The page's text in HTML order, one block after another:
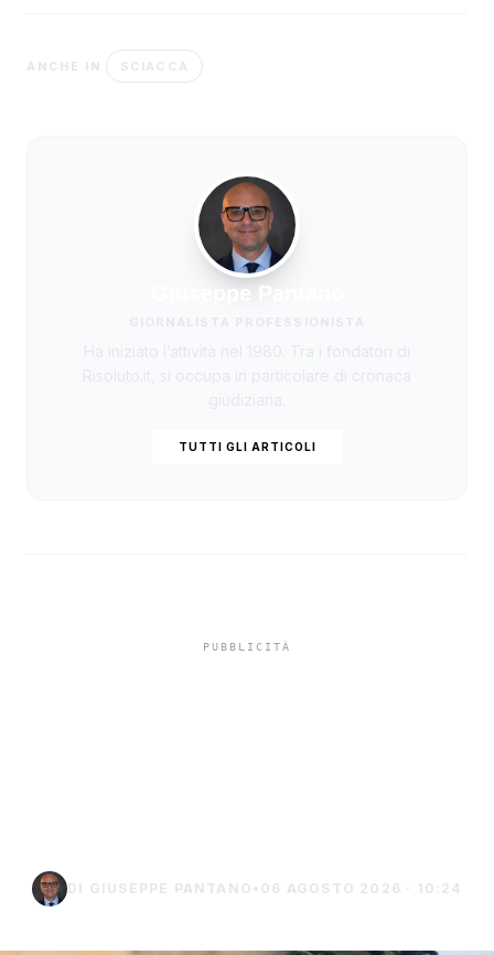
ANCHE IN SCIACCA
Giuseppe Pantano
TUTTI GLI ARTICOLI
DI GIUSEPPE PANTANO • 06 AGOSTO 2026 · 10:24